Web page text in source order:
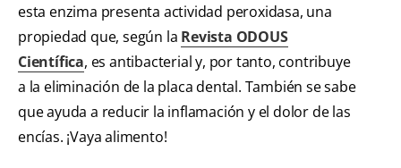
esta enzima presenta actividad peroxidasa, una
propiedad que, según la Revista ODOUS
Científica, es antibacterial y, por tanto, contribuye
a la eliminación de la placa dental. También se sabe
que ayuda a reducir la inflamación y el dolor de las
encías. ¡Vaya alimento!